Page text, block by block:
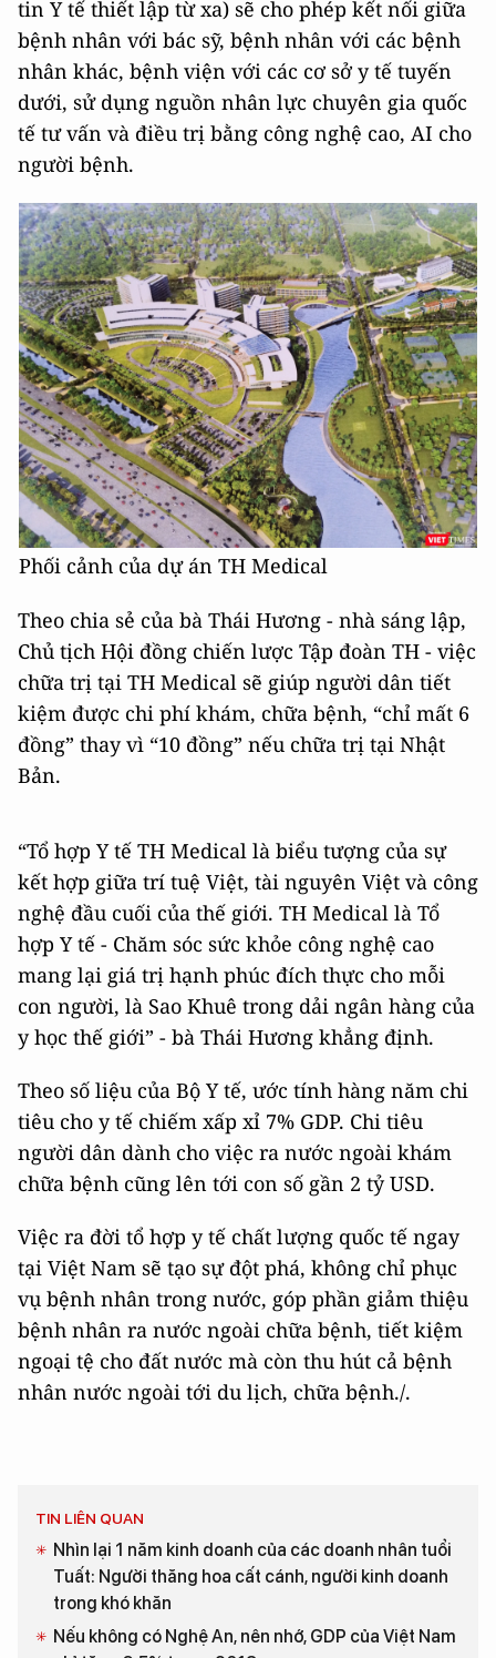
tin Y tế thiết lập từ xa) sẽ cho phép kết nối giữa
bệnh nhân với bác sỹ, bệnh nhân với các bệnh
nhân khác, bệnh viện với các cơ sở y tế tuyến
dưới, sử dụng nguồn nhân lực chuyên gia quốc
tế tư vấn và điều trị bằng công nghệ cao, AI cho
người bệnh.
Phối cảnh của dự án TH Medical
Theo chia sẻ của bà Thái Hương - nhà sáng lập,
Chủ tịch Hội đồng chiến lược Tập đoàn TH - việc
chữa trị tại TH Medical sẽ giúp người dân tiết
kiệm được chi phí khám, chữa bệnh, “chỉ mất 6
đồng” thay vì “10 đồng” nếu chữa trị tại Nhật
Bản.
“Tổ hợp Y tế TH Medical là biểu tượng của sự
kết hợp giữa trí tuệ Việt, tài nguyên Việt và công
nghệ đầu cuối của thế giới. TH Medical là Tổ
hợp Y tế - Chăm sóc sức khỏe công nghệ cao
mang lại giá trị hạnh phúc đích thực cho mỗi
con người, là Sao Khuê trong dải ngân hàng của
y học thế giới” - bà Thái Hương khẳng định.
Theo số liệu của Bộ Y tế, ước tính hàng năm chi
tiêu cho y tế chiếm xấp xỉ 7% GDP. Chi tiêu
người dân dành cho việc ra nước ngoài khám
chữa bệnh cũng lên tới con số gần 2 tỷ USD.
Việc ra đời tổ hợp y tế chất lượng quốc tế ngay
tại Việt Nam sẽ tạo sự đột phá, không chỉ phục
vụ bệnh nhân trong nước, góp phần giảm thiệu
bệnh nhân ra nước ngoài chữa bệnh, tiết kiệm
ngoại tệ cho đất nước mà còn thu hút cả bệnh
nhân nước ngoài tới du lịch, chữa bệnh./.
TIN LIÊN QUAN
Nhìn lại 1 năm kinh doanh của các doanh nhân tuổi
Tuất: Người thăng hoa cất cánh, người kinh doanh
trong khó khăn
Nếu không có Nghệ An, nên nhớ, GDP của Việt Nam